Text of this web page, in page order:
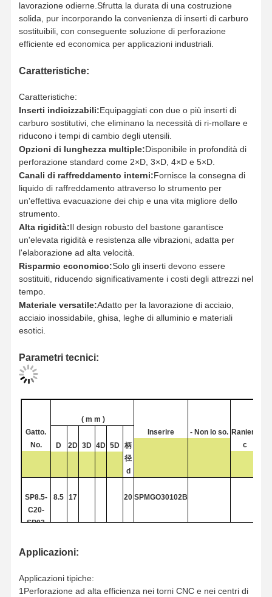
Casa. Prodotti Chi Siamo
Visita Alla
Fabbrica
Controllo
Della Qualità
Contattaci Notizie Casi
perforazione a carburo massiccio
Punte per foratura profonda
Perforazione BTA
Perforazioni a punta intercambiabili
Trapano di U
mulini di estremità del naso della palla
Fabbricazione a fini di acciaio inossidabile
lavorazione odierne.Sfrutta la durata di una costruzione
solida, pur incorporando la convenienza di inserti di carburo
sostituibili, con conseguente soluzione di perforazione
efficiente ed economica per applicazioni industriali.
Caratteristiche:
Caratteristiche:
Inserti indicizzabili:Equipaggiati con due o più inserti di
carburo sostitutivi, che eliminano la necessità di ri-mollare e
riducono i tempi di cambio degli utensili.
Opzioni di lunghezza multiple:Disponibile in profondità di
perforazione standard come 2×D, 3×D, 4×D e 5×D.
Canali di raffreddamento interni:Fornisce la consegna di
liquido di raffreddamento attraverso lo strumento per
un'effettiva evacuazione dei chip e una vita migliore dello
strumento.
Alta rigidità:Il design robusto del bastone garantisce
un'elevata rigidità e resistenza alle vibrazioni, adatta per
l'elaborazione ad alta velocità.
Risparmio economico:Solo gli inserti devono essere
sostituiti, riducendo significativamente i costi degli attrezzi nel
tempo.
Materiale versatile:Adatto per la lavorazione di acciaio,
acciaio inossidabile, ghisa, leghe di alluminio e materiali
esotici.
Parametri tecnici:
Gatto.
No.
( m m )
Inserire
- Non lo so. Raniere
c
D 2D 3D 4D 5D
柄
径
d
SP8.5-
C20-
SP03
8.5 17 20 SPMGO30102B
SP9.0-
SP03
9.0
9.5
18
Applicazioni:
Applicazioni tipiche:
1Perforazione ad alta efficienza nei torni CNC e nei centri di